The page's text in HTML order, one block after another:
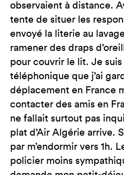
observaient à distance.
tente de situer les
envoyé la literie au
ramener des draps
pour couvrir le lit. Je suis
téléphonique que j’ai
déplacement en France
contacter des amis en
ne fallait surtout pas
plat d’Air Algérie arrive.
par m’endormir vers 1h.
policier moins